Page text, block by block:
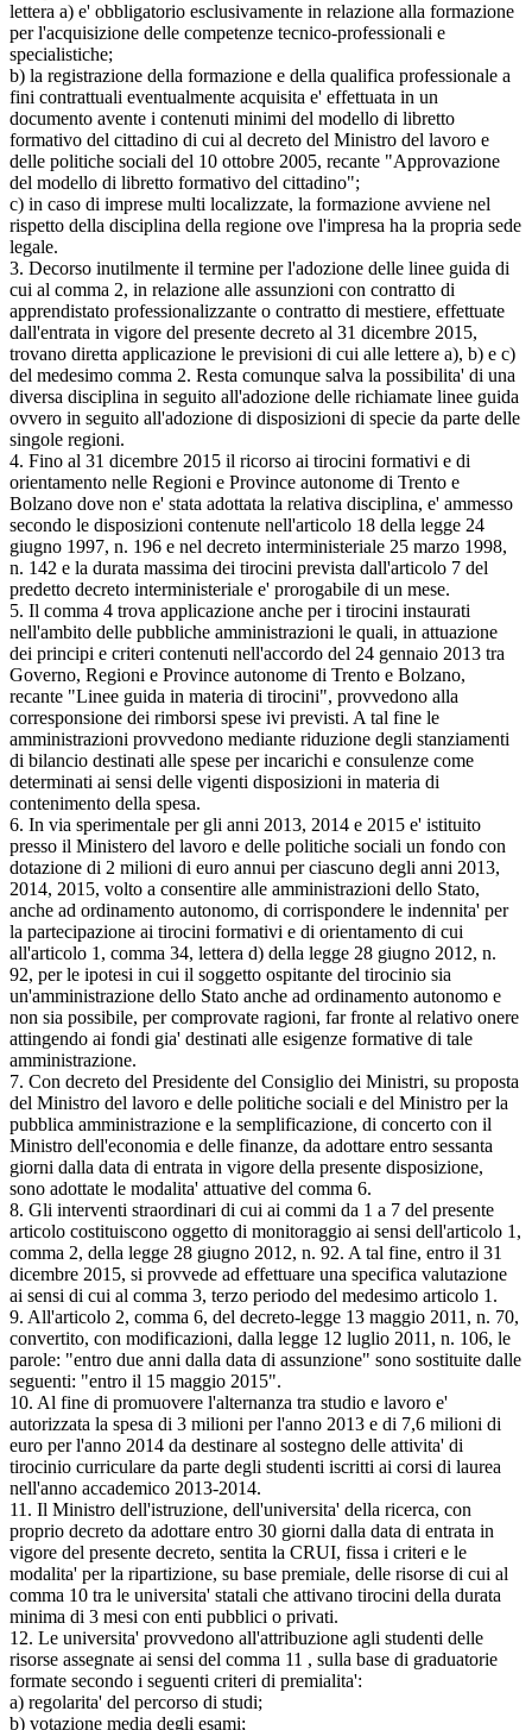
lettera a) e' obbligatorio esclusivamente in relazione alla formazione
per l'acquisizione delle competenze tecnico-professionali e
specialistiche;
b) la registrazione della formazione e della qualifica professionale a
fini contrattuali eventualmente acquisita e' effettuata in un
documento avente i contenuti minimi del modello di libretto
formativo del cittadino di cui al decreto del Ministro del lavoro e
delle politiche sociali del 10 ottobre 2005, recante "Approvazione
del modello di libretto formativo del cittadino";
c) in caso di imprese multi localizzate, la formazione avviene nel
rispetto della disciplina della regione ove l'impresa ha la propria sede
legale.
3. Decorso inutilmente il termine per l'adozione delle linee guida di
cui al comma 2, in relazione alle assunzioni con contratto di
apprendistato professionalizzante o contratto di mestiere, effettuate
dall'entrata in vigore del presente decreto al 31 dicembre 2015,
trovano diretta applicazione le previsioni di cui alle lettere a), b) e c)
del medesimo comma 2. Resta comunque salva la possibilita' di una
diversa disciplina in seguito all'adozione delle richiamate linee guida
ovvero in seguito all'adozione di disposizioni di specie da parte delle
singole regioni.
4. Fino al 31 dicembre 2015 il ricorso ai tirocini formativi e di
orientamento nelle Regioni e Province autonome di Trento e
Bolzano dove non e' stata adottata la relativa disciplina, e' ammesso
secondo le disposizioni contenute nell'articolo 18 della legge 24
giugno 1997, n. 196 e nel decreto interministeriale 25 marzo 1998,
n. 142 e la durata massima dei tirocini prevista dall'articolo 7 del
predetto decreto interministeriale e' prorogabile di un mese.
5. Il comma 4 trova applicazione anche per i tirocini instaurati
nell'ambito delle pubbliche amministrazioni le quali, in attuazione
dei principi e criteri contenuti nell'accordo del 24 gennaio 2013 tra
Governo, Regioni e Province autonome di Trento e Bolzano,
recante "Linee guida in materia di tirocini", provvedono alla
corresponsione dei rimborsi spese ivi previsti. A tal fine le
amministrazioni provvedono mediante riduzione degli stanziamenti
di bilancio destinati alle spese per incarichi e consulenze come
determinati ai sensi delle vigenti disposizioni in materia di
contenimento della spesa.
6. In via sperimentale per gli anni 2013, 2014 e 2015 e' istituito
presso il Ministero del lavoro e delle politiche sociali un fondo con
dotazione di 2 milioni di euro annui per ciascuno degli anni 2013,
2014, 2015, volto a consentire alle amministrazioni dello Stato,
anche ad ordinamento autonomo, di corrispondere le indennita' per
la partecipazione ai tirocini formativi e di orientamento di cui
all'articolo 1, comma 34, lettera d) della legge 28 giugno 2012, n.
92, per le ipotesi in cui il soggetto ospitante del tirocinio sia
un'amministrazione dello Stato anche ad ordinamento autonomo e
non sia possibile, per comprovate ragioni, far fronte al relativo onere
attingendo ai fondi gia' destinati alle esigenze formative di tale
amministrazione.
7. Con decreto del Presidente del Consiglio dei Ministri, su proposta
del Ministro del lavoro e delle politiche sociali e del Ministro per la
pubblica amministrazione e la semplificazione, di concerto con il
Ministro dell'economia e delle finanze, da adottare entro sessanta
giorni dalla data di entrata in vigore della presente disposizione,
sono adottate le modalita' attuative del comma 6.
8. Gli interventi straordinari di cui ai commi da 1 a 7 del presente
articolo costituiscono oggetto di monitoraggio ai sensi dell'articolo 1,
comma 2, della legge 28 giugno 2012, n. 92. A tal fine, entro il 31
dicembre 2015, si provvede ad effettuare una specifica valutazione
ai sensi di cui al comma 3, terzo periodo del medesimo articolo 1.
9. All'articolo 2, comma 6, del decreto-legge 13 maggio 2011, n. 70,
convertito, con modificazioni, dalla legge 12 luglio 2011, n. 106, le
parole: "entro due anni dalla data di assunzione" sono sostituite dalle
seguenti: "entro il 15 maggio 2015".
10. Al fine di promuovere l'alternanza tra studio e lavoro e'
autorizzata la spesa di 3 milioni per l'anno 2013 e di 7,6 milioni di
euro per l'anno 2014 da destinare al sostegno delle attivita' di
tirocinio curriculare da parte degli studenti iscritti ai corsi di laurea
nell'anno accademico 2013-2014.
11. Il Ministro dell'istruzione, dell'universita' della ricerca, con
proprio decreto da adottare entro 30 giorni dalla data di entrata in
vigore del presente decreto, sentita la CRUI, fissa i criteri e le
modalita' per la ripartizione, su base premiale, delle risorse di cui al
comma 10 tra le universita' statali che attivano tirocini della durata
minima di 3 mesi con enti pubblici o privati.
12. Le universita' provvedono all'attribuzione agli studenti delle
risorse assegnate ai sensi del comma 11 , sulla base di graduatorie
formate secondo i seguenti criteri di premialita':
a) regolarita' del percorso di studi;
b) votazione media degli esami;